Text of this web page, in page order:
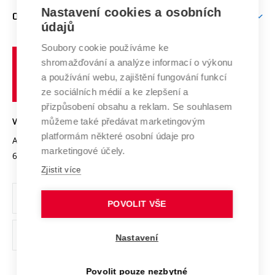
E-přihláška
Doktorské studium
Podpora podnikání
Mezinárodní vědecká rada
Systém zajišťování kvality výzkumu
Výzkumné infrastruktury
Transfer znalostí
Open Science
Projekty
Projekty ze strukturálních fondů
Specifický výzkum
Firemní spolupráce
Zahraniční spolupráce
Spolupráce se školami
Mezinárodní dohody
Univerzitní sítě
O UNIVERZITĚ
Profil univerzity
Udržitelná univerzita
Podnikavá univerzita / ContriBUTe
Bezpečná univerzita
Vyznamenání
Organizační struktura
Ochrana osobních údajů
odkaz)
učení
technické
Brně
VYSOKÉ UČENÍ TECHNICKÉ V BRNĚ
Antonínská 548/1
602 00 Brno
www.vut.cz
vut@vutbr.cz
Nastavení cookies a osobních
údajů
Soubory cookie používáme ke
shromažďování a analýze informací o výkonu
a používání webu, zajištění fungování funkcí
ze sociálních médií a ke zlepšení a
přizpůsobení obsahu a reklam. Se souhlasem
můžeme také předávat marketingovým
platformám některé osobní údaje pro
marketingové účely.
Zjistit více
POVOLIT VŠE
Nastavení
Povolit pouze nezbytné